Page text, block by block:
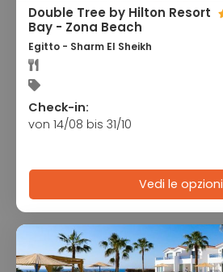
Double Tree by Hilton Resort
Bay - Zona Beach
Egitto - Sharm El Sheikh
Check-in:
von 14/08 bis 31/10
Vedi le opzioni